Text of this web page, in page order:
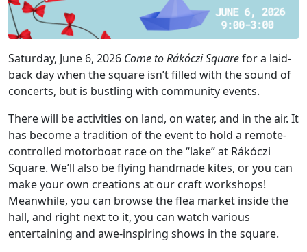
Saturday, June 6, 2026 Come to Rákóczi Squarefor a laid-
back day when the square isn’t filled with the sound of
concerts, but is bustling with community events.
There will be activities on land, on water, and in the air. It
has become a tradition of the event to hold a remote-
controlled motorboat race on the “lake” at Rákóczi
Square. We’ll also be flying handmade kites, or you can
make your own creations at our craft workshops!
Meanwhile, you can browse the flea market inside the
hall, and right next to it, you can watch various
entertaining and awe-inspiring shows in the square.